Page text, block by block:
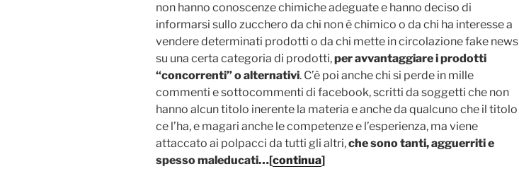
non hanno conoscenze chimiche adeguate e hanno deciso di
informarsi sullo zucchero da chi non è chimico o da chi ha interesse a
vendere determinati prodotti o da chi mette in circolazione fake news
su una certa categoria di prodotti,per avvantaggiare i prodotti
“concorrenti” o alternativi. C’è poi anche chi si perde in mille
commenti e sottocommenti di facebook, scritti da soggetti che non
hanno alcun titolo inerente la materia e anche da qualcuno che il titolo
ce l’ha, e magari anche le competenze e l’esperienza, ma viene
attaccato ai polpacci da tutti gli altri,che sono tanti, agguerriti e
spesso maleducati…[continua]